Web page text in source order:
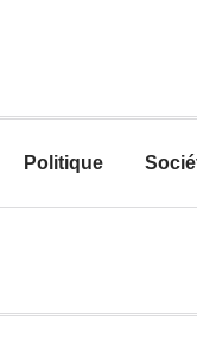
Politique